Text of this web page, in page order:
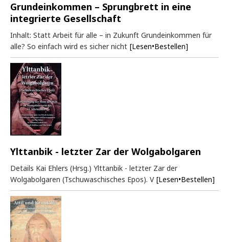
Grundeinkommen – Sprungbrett in eine
integrierte Gesellschaft
Inhalt: Statt Arbeit für alle – in Zukunft Grundeinkommen für
alle? So einfach wird es sicher nicht [Lesen•Bestellen]
Ylttanbik - letzter Zar der Wolgabolgaren
Details Kai Ehlers (Hrsg.) Ylttanbik - letzter Zar der
Wolgabolgaren (Tschuwaschisches Epos). V [Lesen•Bestellen]